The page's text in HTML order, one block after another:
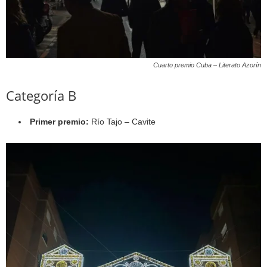
Cuarto premio Cuba – Literato Azorín
Categoría B
Primer premio: Río Tajo – Cavite